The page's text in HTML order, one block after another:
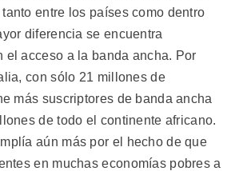
entre los países como dentro
diferencia se encuentra
el acceso a la banda ancha. Por
con sólo 21 millones de
más suscriptores de banda ancha
de todo el continente africano.
aún más por el hecho de que
en muchas economías pobres a